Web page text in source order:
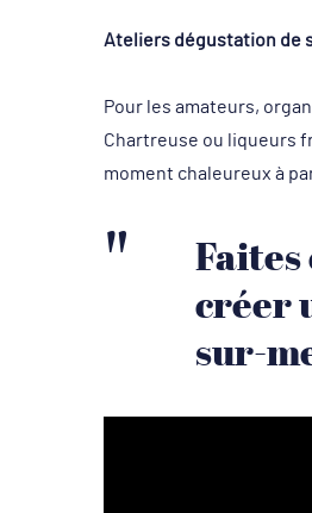
Ateliers dégustation de
Pour les amateurs,
Chartreuse ou liqueurs
moment chaleureux à
créer
sur-